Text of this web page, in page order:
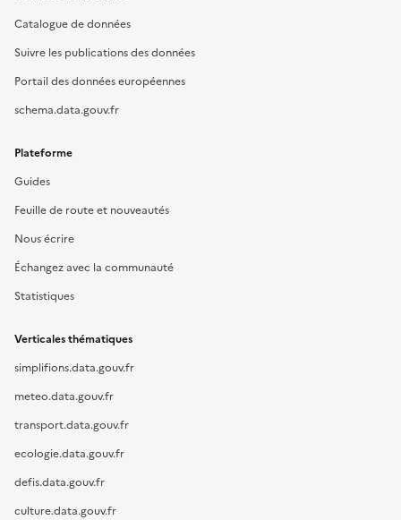
Catalogue de données
Suivre les publications des données
Portail des données européennes
schema.data.gouv.fr
Plateforme
Guides
Feuille de route et nouveautés
Nous écrire
Échangez avec la communauté
Statistiques
Verticales thématiques
simplifions.data.gouv.fr
meteo.data.gouv.fr
transport.data.gouv.fr
ecologie.data.gouv.fr
defis.data.gouv.fr
culture.data.gouv.fr